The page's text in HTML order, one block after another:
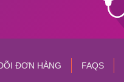
ĐƠN HÀNG FAQS